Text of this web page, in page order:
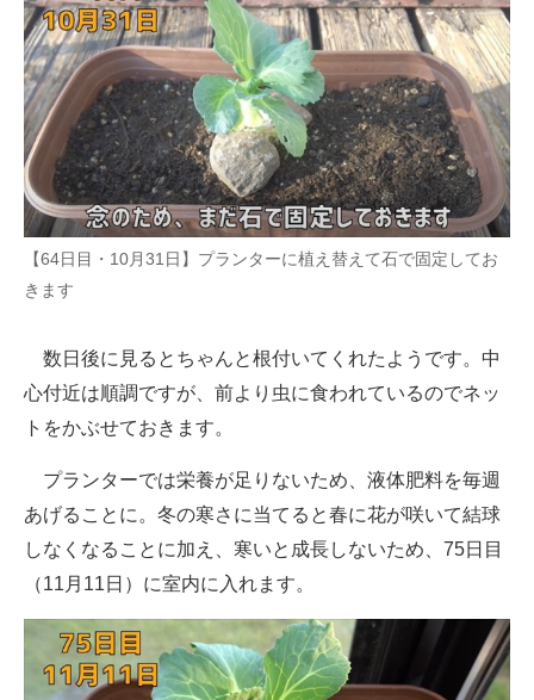
【64日目・10月31日】プランターに植え替えて石で固定してお
きます
数日後に見るとちゃんと根付いてくれたようです。中
心付近は順調ですが、前より虫に食われているのでネッ
トをかぶせておきます。
プランターでは栄養が足りないため、液体肥料を毎週
あげることに。冬の寒さに当てると春に花が咲いて結球
しなくなることに加え、寒いと成長しないため、75日目
（11月11日）に室内に入れます。